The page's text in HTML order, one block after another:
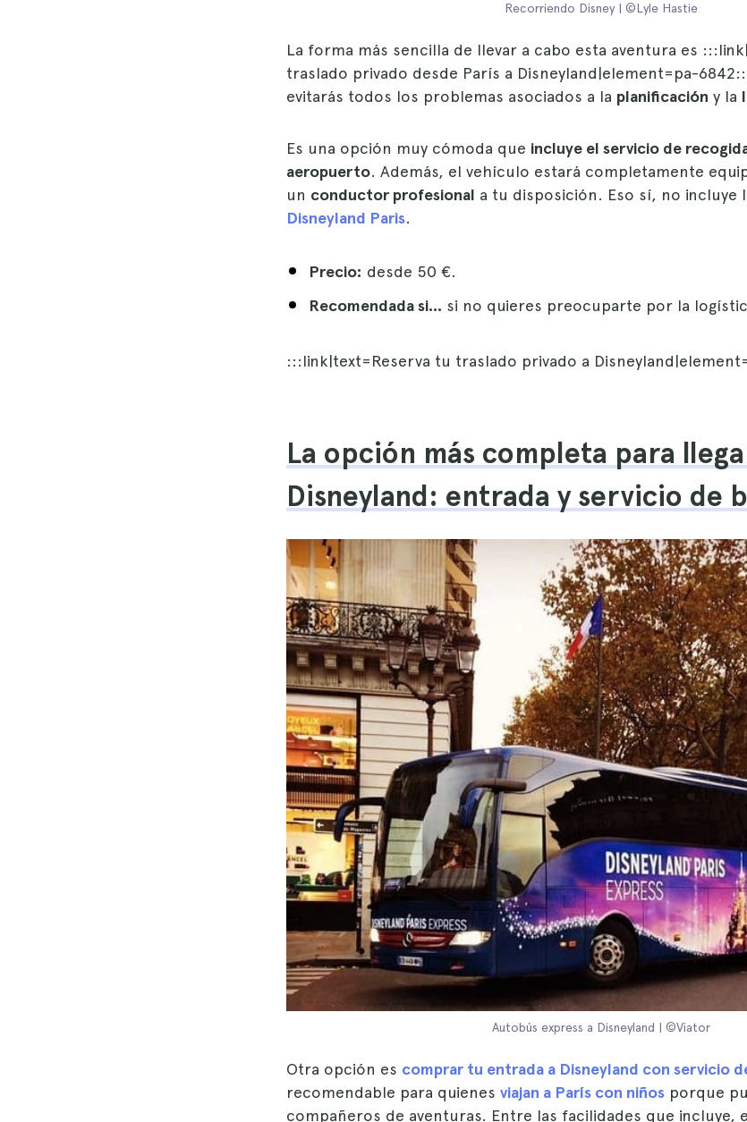
Recorriendo Disney | ©Lyle Hastie
La forma más sencilla de llevar a cabo esta aventura es
traslado privado desde París a Disneyland|element=pa-
evitarás todos los problemas asociados a la planificación y la
Es una opción muy cómoda que incluye el servicio de
aeropuerto. Además, el vehículo estará completamente
un conductor profesional a tu disposición. Eso sí, no incluye
Disneyland Paris.
Precio: desde 50 €.
Recomendada si... si no quieres preocuparte por la
:::link|text=Reserva tu traslado privado a
La opción más completa para
Disneyland: entrada y servicio de
Autobús express a Disneyland | ©Viator
Otra opción es comprar tu entrada a Disneyland con servicio
recomendable para quienes viajan a París con niños porque
compañeros de aventuras. Entre las facilidades que incluye,